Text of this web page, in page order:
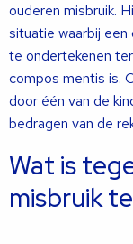
ouderen misbruik.
situatie waarbij
te ondertekenen
compos mentis is.
door één van de
bedragen van de
Wat is
misbruik